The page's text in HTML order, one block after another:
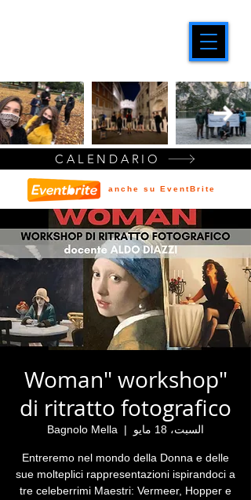
"Woman" workshop
di ritratto fotografico
السبت، 18 مايو
  |
Bagnolo Mella
Entreremo nel mondo della Donna e delle
sue molteplici rappresentazioni ispirandoci a
tre celeberrimi Maestri: Vermeer, Hopper e
CALENDARIO
anche su EventBrite